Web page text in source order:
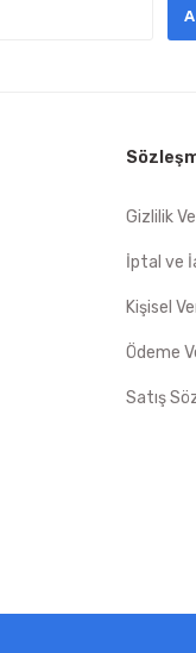
Gizlilik
İptal ve
Kişisel
Ödeme
Satış